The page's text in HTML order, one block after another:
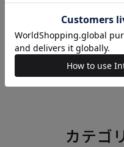
刺し子 手紙セット
¥1,188
カテゴ